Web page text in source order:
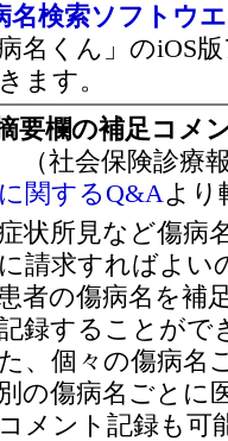
名検索ソフトウ
病名くん」のiOS
ます。
要欄の補足コメ
社会保険診療報
関するQ&Aより
状所見など傷病
請求すればよい
者の傷病名を補
録することがで
、個々の傷病名
の傷病名ごとに
メント記録も可